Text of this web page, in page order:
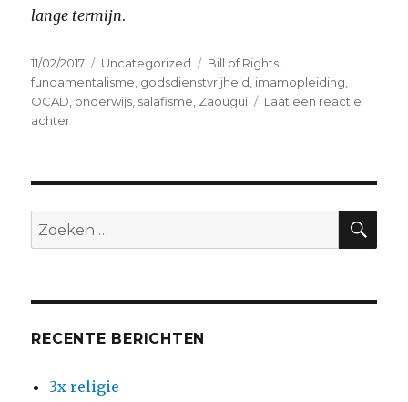
lange termijn.
Geplaatst
op
11/02/2017 Categorieën
Uncategorized Tags
Bill of Rights
fundamentalisme godsdienstvrijheid imamopleiding
OCAD onderwijs salafisme Zaougui
Laat een reactie
achterop
is?
Zoeken
naar:
RECENTE BERICHTEN
3x religie